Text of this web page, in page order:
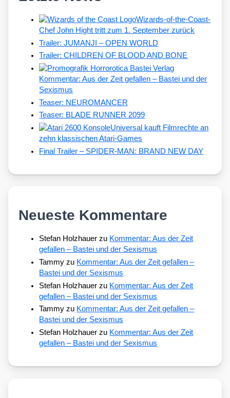
Wizards-of-the-Coast-
Chef John Hight tritt zum 1. September zurück
Trailer: JUMANJI – OPEN WORLD
Trailer: CHILDREN OF BLOOD AND BONE
Kommentar: Aus der Zeit gefallen – Bastei und der
Sexismus
Teaser: NEUROMANCER
Teaser: BLADE RUNNER 2099
Universal kauft Filmrechte an
zehn klassischen Atari-Games
Final Trailer – SPIDER-MAN: BRAND NEW DAY
Neueste Kommentare
Stefan Holzhauer zu Kommentar: Aus der Zeit
gefallen – Bastei und der Sexismus
Tammy zu Kommentar: Aus der Zeit gefallen –
Bastei und der Sexismus
Stefan Holzhauer zu Kommentar: Aus der Zeit
gefallen – Bastei und der Sexismus
Tammy zu Kommentar: Aus der Zeit gefallen –
Bastei und der Sexismus
Stefan Holzhauer zu Kommentar: Aus der Zeit
gefallen – Bastei und der Sexismus